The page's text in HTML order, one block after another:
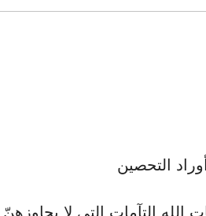
التحصين
اللهِ التآماتِ التي لا